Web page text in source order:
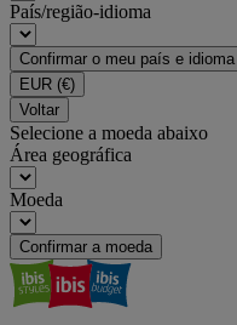
País/região-idioma
Confirmar o meu país e idioma
EUR (€)
Voltar
Selecione a moeda abaixo
Área geográfica
Moeda
Confirmar a moeda